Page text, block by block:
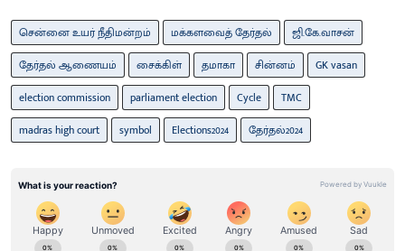
சென்னை உயர் நீதிமன்றம் மக்களவைத் தேர்தல்
ஜி.கே.வாசன்
தேர்தல் ஆணையம்
சைக்கிள் தமாகா சின்னம்
GK vasan
election commission
parliament election Cycle
TMC
madras high court
symbol Elections2024 தேர்தல்2024